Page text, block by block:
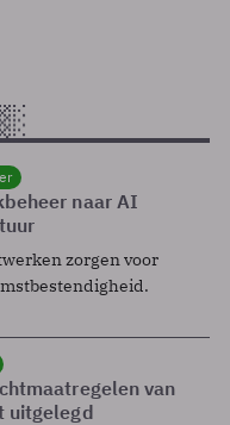
naar AI
zorgen voor
van
uitgelegd